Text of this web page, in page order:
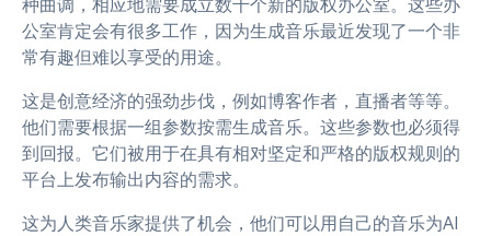
公室肯定会有很多工作，因为生成音乐最近发现了一个非
常有趣但难以享受的用途。
这是创意经济的强劲步伐，例如博客作者，直播者等等。
他们需要根据一组参数按需生成音乐。这些参数也必须得
到回报。它们被用于在具有相对坚定和严格的版权规则的
平台上发布输出内容的需求。
这为人类音乐家提供了机会，他们可以用自己的音乐为AI